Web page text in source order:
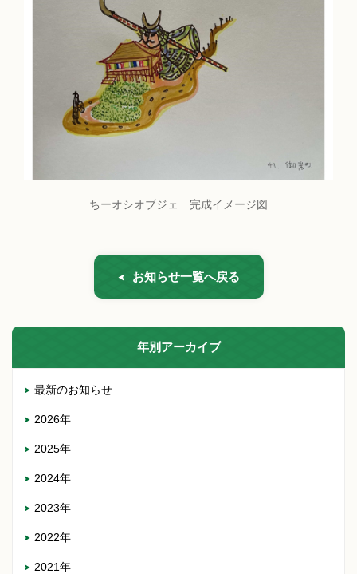
ちーオシオブジェ 完成イメージ図
お知らせ一覧へ戻る
年別アーカイブ
最新のお知らせ
2026年
2025年
2024年
2023年
2022年
2021年